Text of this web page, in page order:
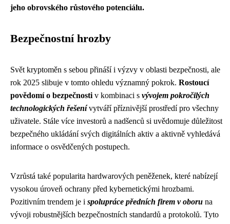
jeho obrovského růstového potenciálu.
Bezpečnostní hrozby
Svět kryptoměn s sebou přináší i výzvy v oblasti bezpečnosti, ale
rok 2025 slibuje v tomto ohledu významný pokrok. Rostoucí
povědomí o bezpečnosti v kombinaci s vývojem pokročilých
technologických řešenívytváří příznivější prostředí pro všechny
uživatele. Stále více investorů a nadšenců si uvědomuje důležitost
bezpečného ukládání svých digitálních aktiv a aktivně vyhledává
informace o osvědčených postupech.
Vzrůstá také popularita hardwarových peněženek, které nabízejí
vysokou úroveň ochrany před kybernetickými hrozbami.
Pozitivním trendem je i spolupráce předních firem v oboru na
vývoji robustnějších bezpečnostních standardů a protokolů. Tyto